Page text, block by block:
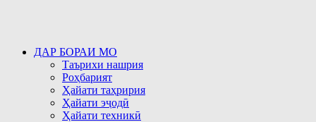
ДАР БОРАИ МО
Таърихи нашрия
Роҳбарият
Ҳайати таҳририя
Ҳайати эҷодӣ
Ҳайати техникӣ